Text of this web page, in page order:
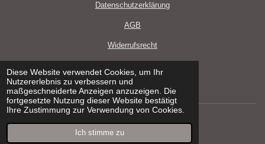
Diese Website verwendet Cookies, um Ihr
Nutzererlebnis zu verbessern und
maßgeschneiderte Anzeigen anzuzeigen. Die
fortgesetzte Nutzung dieser Website bestätigt
Ihre Zustimmung zur Verwendung von Cookies.
Ich stimme zu
Datenschutzerklärung
AGB
Widerrufsrecht
Versand und Zahlungsbedingungen
© 2021 - 2026 DeWi Handmade
Mit Unterstützung vonWebador